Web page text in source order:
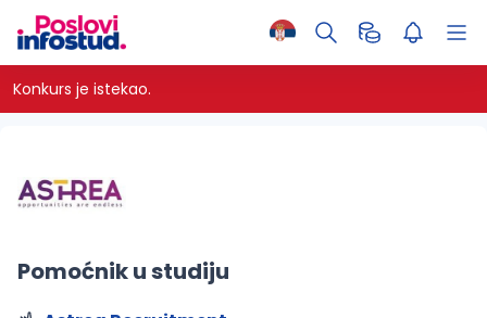
Konkurs je istekao.
Pomoćnik u studiju